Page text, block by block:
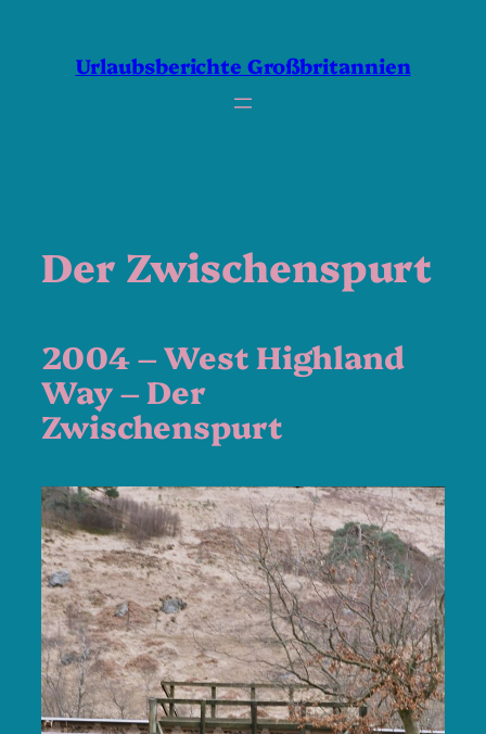
springenUrlaubsberichte Großbritannien
Der Zwischenspurt
2004 – West Highland
Way – Der
Zwischenspurt